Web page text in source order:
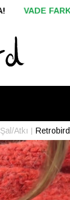
HAVALE İLE
Şal/Atkı